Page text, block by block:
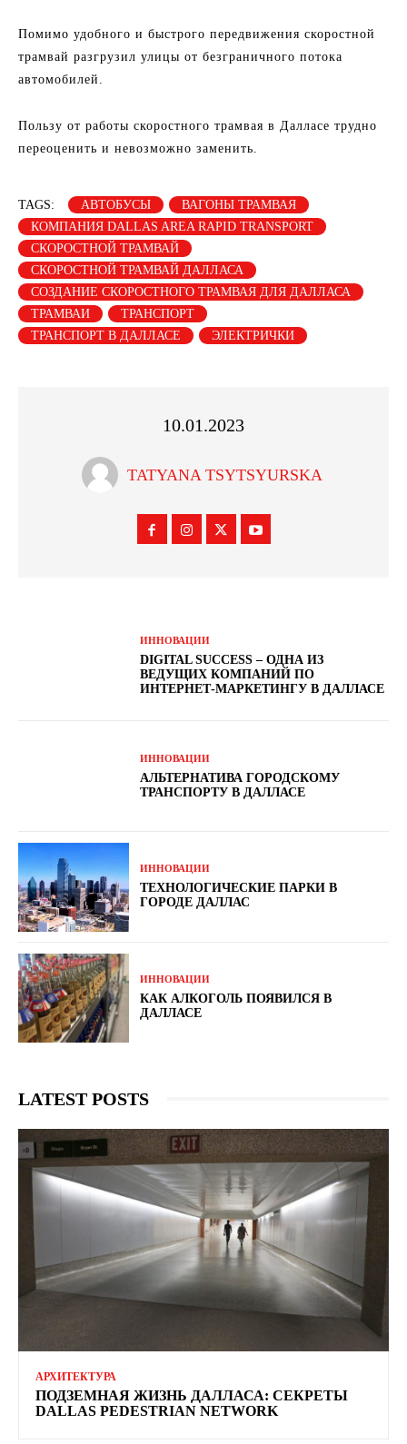
Помимо удобного и быстрого передвижения скоростной
трамвай разгрузил улицы от безграничного потока
автомобилей.
Пользу от работы скоростного трамвая в Далласе трудно
переоценить и невозможно заменить.
TAGS: АВТОБУСЫ
ВАГОНЫ ТРАМВАЯ
КОМПАНИЯ DALLAS AREA RAPID TRANSPORT
СКОРОСТНОЙ ТРАМВАЙ
СКОРОСТНОЙ ТРАМВАЙ ДАЛЛАСА
СОЗДАНИЕ СКОРОСТНОГО ТРАМВАЯ ДЛЯ ДАЛЛАСА
ТРАМВАИ
ТРАНСПОРТ
ТРАНСПОРТ В ДАЛЛАСЕ
ЭЛЕКТРИЧКИ
10.01.2023
TATYANA TSYTSYURSKA
ИННОВАЦИИ
DIGITAL SUCCESS – ОДНА ИЗ
ВЕДУЩИХ КОМПАНИЙ ПО
ИНТЕРНЕТ-МАРКЕТИНГУ В ДАЛЛАСЕ
ИННОВАЦИИ
АЛЬТЕРНАТИВА ГОРОДСКОМУ
ТРАНСПОРТУ В ДАЛЛАСЕ
ИННОВАЦИИ
ТЕХНОЛОГИЧЕСКИЕ ПАРКИ В
ГОРОДЕ ДАЛЛАС
ИННОВАЦИИ
КАК АЛКОГОЛЬ ПОЯВИЛСЯ В
ДАЛЛАСЕ
LATEST POSTS
АРХИТЕКТУРА
ПОДЗЕМНАЯ ЖИЗНЬ ДАЛЛАСА: СЕКРЕТЫ
DALLAS PEDESTRIAN NETWORK